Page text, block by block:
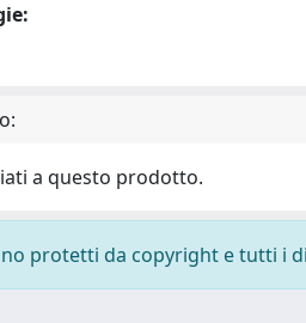
a questo prodotto.
protetti da copyright e tutti i